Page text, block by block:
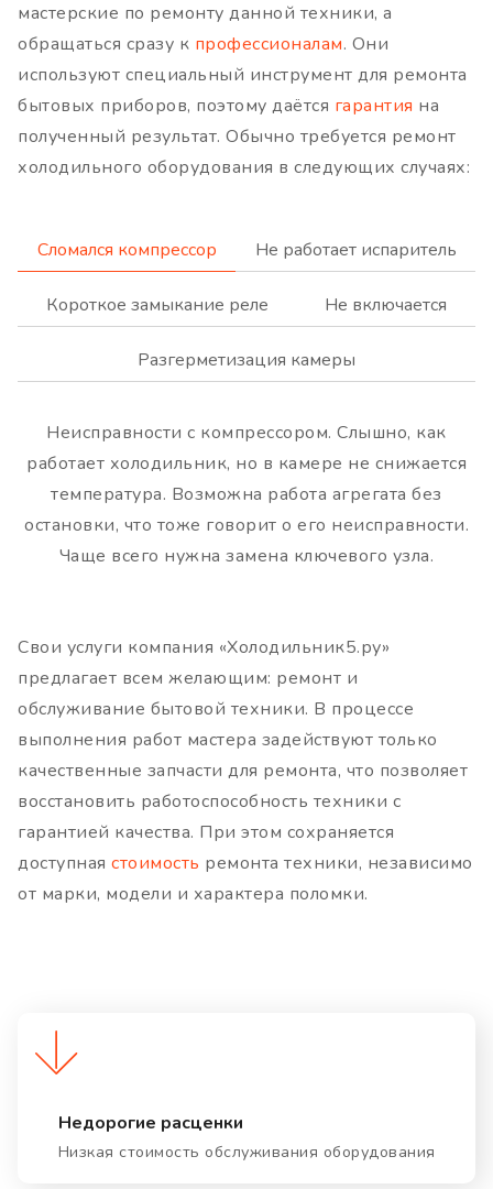
мастерские по ремонту данной техники, а
обращаться сразу к профессионалам. Они
используют специальный инструмент для ремонта
бытовых приборов, поэтому даётся гарантия на
полученный результат. Обычно требуется ремонт
холодильного оборудования в следующих случаях:
Сломался компрессор
Неисправности с компрессором. Слышно, как
работает холодильник, но в камере не снижается
температура. Возможна работа агрегата без
остановки, что тоже говорит о его неисправности.
Чаще всего нужна замена ключевого узла.
Не работает испаритель
Короткое замыкание реле Не включается
Разгерметизация камеры
Свои услуги компания «Холодильник5.ру»
предлагает всем желающим: ремонт и
обслуживание бытовой техники. В процессе
выполнения работ мастера задействуют только
качественные запчасти для ремонта, что позволяет
восстановить работоспособность техники с
гарантией качества. При этом сохраняется
доступная стоимость ремонта техники, независимо
от марки, модели и характера поломки.
Недорогие расценки
Низкая стоимость обслуживания оборудования